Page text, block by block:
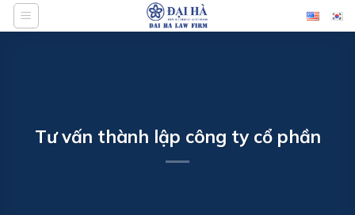
Bỏ
qua
Tư vấn thành lập công ty cổ phần